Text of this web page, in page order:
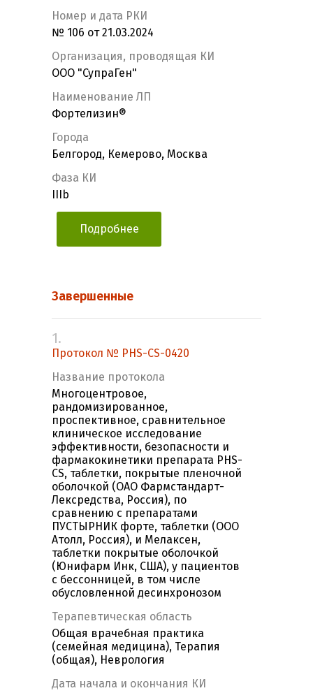
Номер и дата РКИ
№ 106 от 21.03.2024
Организация, проводящая КИ
ООО "СупраГен"
Наименование ЛП
Фортелизин®
Города
Белгород, Кемерово, Москва
Фаза КИ
IIIb
Подробнее
Завершенные
1.
Протокол № PHS-CS-0420
Название протокола
Многоцентровое,
рандомизированное,
проспективное, сравнительное
клиническое исследование
эффективности, безопасности и
фармакокинетики препарата PHS-
CS, таблетки, покрытые пленочной
оболочкой (ОАО Фармстандарт-
Лексредства, Россия), по
сравнению с препаратами
ПУСТЫРНИК форте, таблетки (ООО
Атолл, Россия), и Мелаксен,
таблетки покрытые оболочкой
(Юнифарм Инк, США), у пациентов
с бессонницей, в том числе
обусловленной десинхронозом
Терапевтическая область
Общая врачебная практика
(семейная медицина), Терапия
(общая), Неврология
Дата начала и окончания КИ